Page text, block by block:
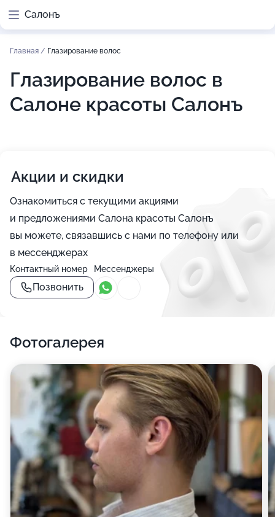
Салонъ
Главная / Глазирование волос
Глазирование волос в
Салоне красоты Салонъ
Акции и скидки
Ознакомиться с текущими акциями
и предложениями Салона красоты Салонъ
вы можете, связавшись с нами по телефону или
в мессенджерах
Контактный номер
Позвонить
Мессенджеры
Фотогалерея